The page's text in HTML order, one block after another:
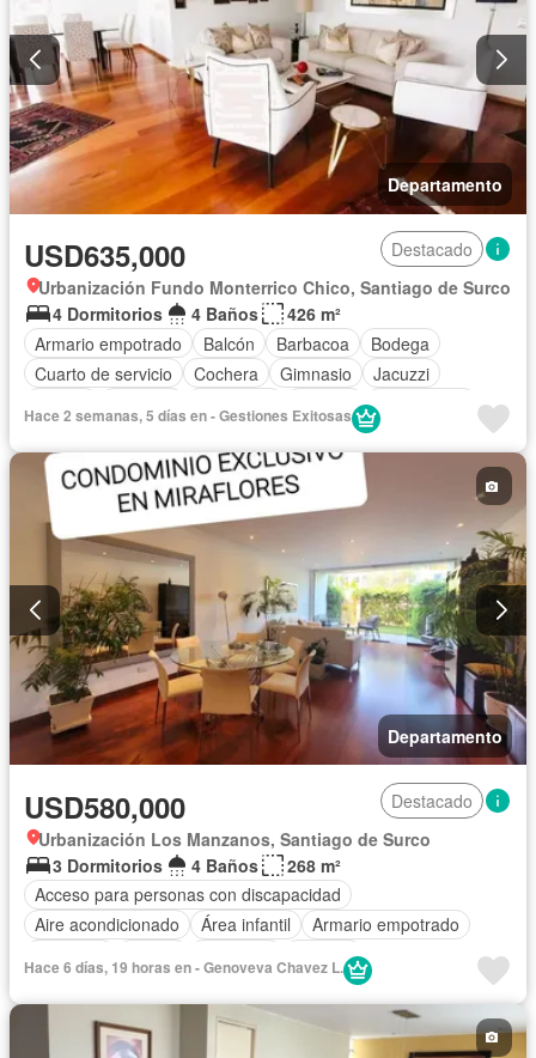
Departamento
USD635,000
Destacado
Urbanización Fundo Monterrico Chico, Santiago de Surco
4 Dormitorios
4 Baños
426 m²
Armario empotrado
Balcón Barbacoa
Bodega
Cuarto de servicio
Cochera Gimnasio
Jacuzzi
Sin amoblar
Hace 2 semanas, 5 días en - Gestiones Exitosas
Departamento
USD580,000
Destacado
Urbanización Los Manzanos, Santiago de Surco
3 Dormitorios
4 Baños
268 m²
Acceso para personas con discapacidad
Aire acondicionado
Área infantil
Armario empotrado
Bodega
Cuarto de servicio
Cochera
Internet Jardín
Seguridad Terraza Sin amoblar
Hace 6 días, 19 horas en - Genoveva Chavez L.